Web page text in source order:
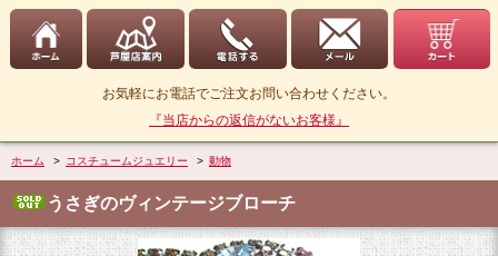
お気軽にお電話でご注文お問い合わせください。
『当店からの返信がないお客様』
ホーム > コスチュームジュエリー > 動物
うさぎのヴィンテージブローチ